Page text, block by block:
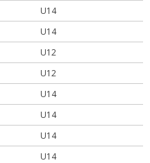
U14
U14
U12
U12
U14
U14
U14
U14